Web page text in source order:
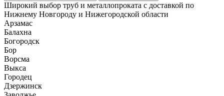
Широкий выбор труб и металлопроката с доставкой по
Нижнему Новгороду и Нижегородской области
Арзамас
Балахна
Богородск
Бор
Ворсма
Выкса
Городец
Дзержинск